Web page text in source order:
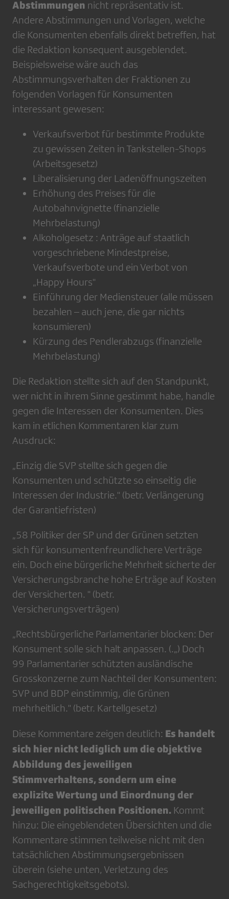
Abstimmungen nicht repräsentativ ist.
Andere Abstimmungen und Vorlagen, welche
die Konsumenten ebenfalls direkt betreffen, hat
die Redaktion konsequent ausgeblendet.
Beispielsweise wäre auch das
Abstimmungsverhalten der Fraktionen zu
folgenden Vorlagen für Konsumenten
interessant gewesen:
Verkaufsverbot für bestimmte Produkte
zu gewissen Zeiten in Tankstellen-Shops
(Arbeitsgesetz)
Liberalisierung der Ladenöffnungszeiten
Erhöhung des Preises für die
Autobahnvignette (finanzielle
Mehrbelastung)
Alkoholgesetz : Anträge auf staatlich
vorgeschriebene Mindestpreise,
Verkaufsverbote und ein Verbot von
„Happy Hours"
Einführung der Mediensteuer (alle müssen
bezahlen – auch jene, die gar nichts
konsumieren)
Kürzung des Pendlerabzugs (finanzielle
Mehrbelastung)
Die Redaktion stellte sich auf den Standpunkt,
wer nicht in ihrem Sinne gestimmt habe, handle
gegen die Interessen der Konsumenten. Dies
kam in etlichen Kommentaren klar zum
Ausdruck:
„Einzig die SVP stellte sich gegen die
Konsumenten und schützte so einseitig die
Interessen der Industrie." (betr. Verlängerung
der Garantiefristen)
„58 Politiker der SP und der Grünen setzten
sich für konsumentenfreundlichere Verträge
ein. Doch eine bürgerliche Mehrheit sicherte der
Versicherungsbranche hohe Erträge auf Kosten
der Versicherten. " (betr.
Versicherungsverträgen)
„Rechtsbürgerliche Parlamentarier blocken: Der
Konsument solle sich halt anpassen. (.„) Doch
99 Parlamentarier schützten ausländische
Grosskonzerne zum Nachteil der Konsumenten:
SVP und BDP einstimmig, die Grünen
mehrheitlich." (betr. Kartellgesetz)
Diese Kommentare zeigen deutlich: Es handelt
sich hier nicht lediglich um die objektive
Abbildung des jeweiligen
Stimmverhaltens, sondern um eine
explizite Wertung und Einordnung der
jeweiligen politischen Positionen. Kommt
hinzu: Die eingeblendeten Übersichten und die
Kommentare stimmen teilweise nicht mit den
tatsächlichen Abstimmungsergebnissen
überein (siehe unten, Verletzung des
Sachgerechtigkeitsgebots).